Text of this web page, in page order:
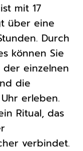
mit 17
über eine
Durch
können Sie
der einzelnen
die
erleben.
Ritual, das
verbindet.